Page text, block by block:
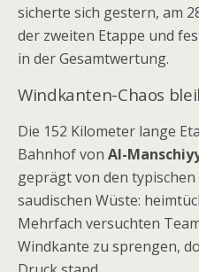
sicherte sich gestern, am
der zweiten Etappe und
in der Gesamtwertung.
Windkanten-Chaos
Die 152 Kilometer lange
Bahnhof von Al-
geprägt von den
saudischen Wüste:
Mehrfach versuchten
Windkante zu sprengen,